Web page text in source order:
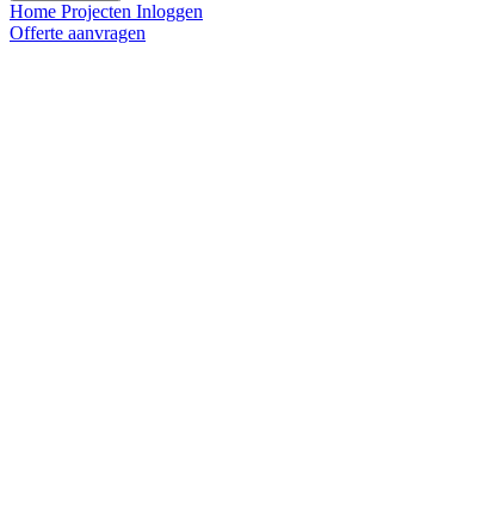
Home Projecten Inloggen
Offerte aanvragen